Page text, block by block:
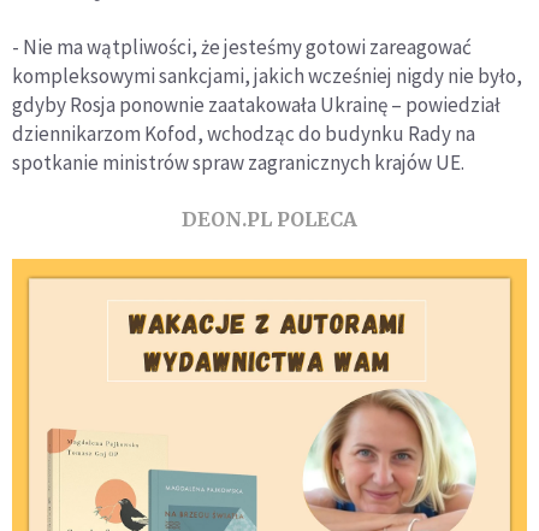
- Nie ma wątpliwości, że jesteśmy gotowi zareagować
kompleksowymi sankcjami, jakich wcześniej nigdy nie było,
gdyby Rosja ponownie zaatakowała Ukrainę – powiedział
dziennikarzom Kofod, wchodząc do budynku Rady na
spotkanie ministrów spraw zagranicznych krajów UE.
DEON.PL POLECA